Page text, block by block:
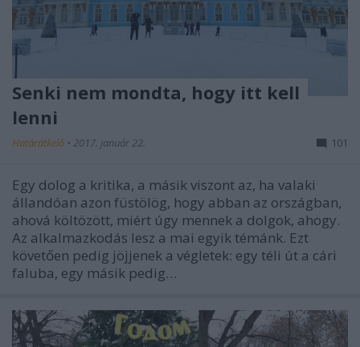
Senki nem mondta, hogy itt kell
lenni
Határátkelő • 2017. január 22. 101
Egy dolog a kritika, a másik viszont az, ha valaki
állandóan azon füstölög, hogy abban az országban,
ahová költözött, miért úgy mennek a dolgok, ahogy.
Az alkalmazkodás lesz a mai egyik témánk. Ezt
követően pedig jöjjenek a végletek: egy téli út a cári
faluba, egy másik pedig…